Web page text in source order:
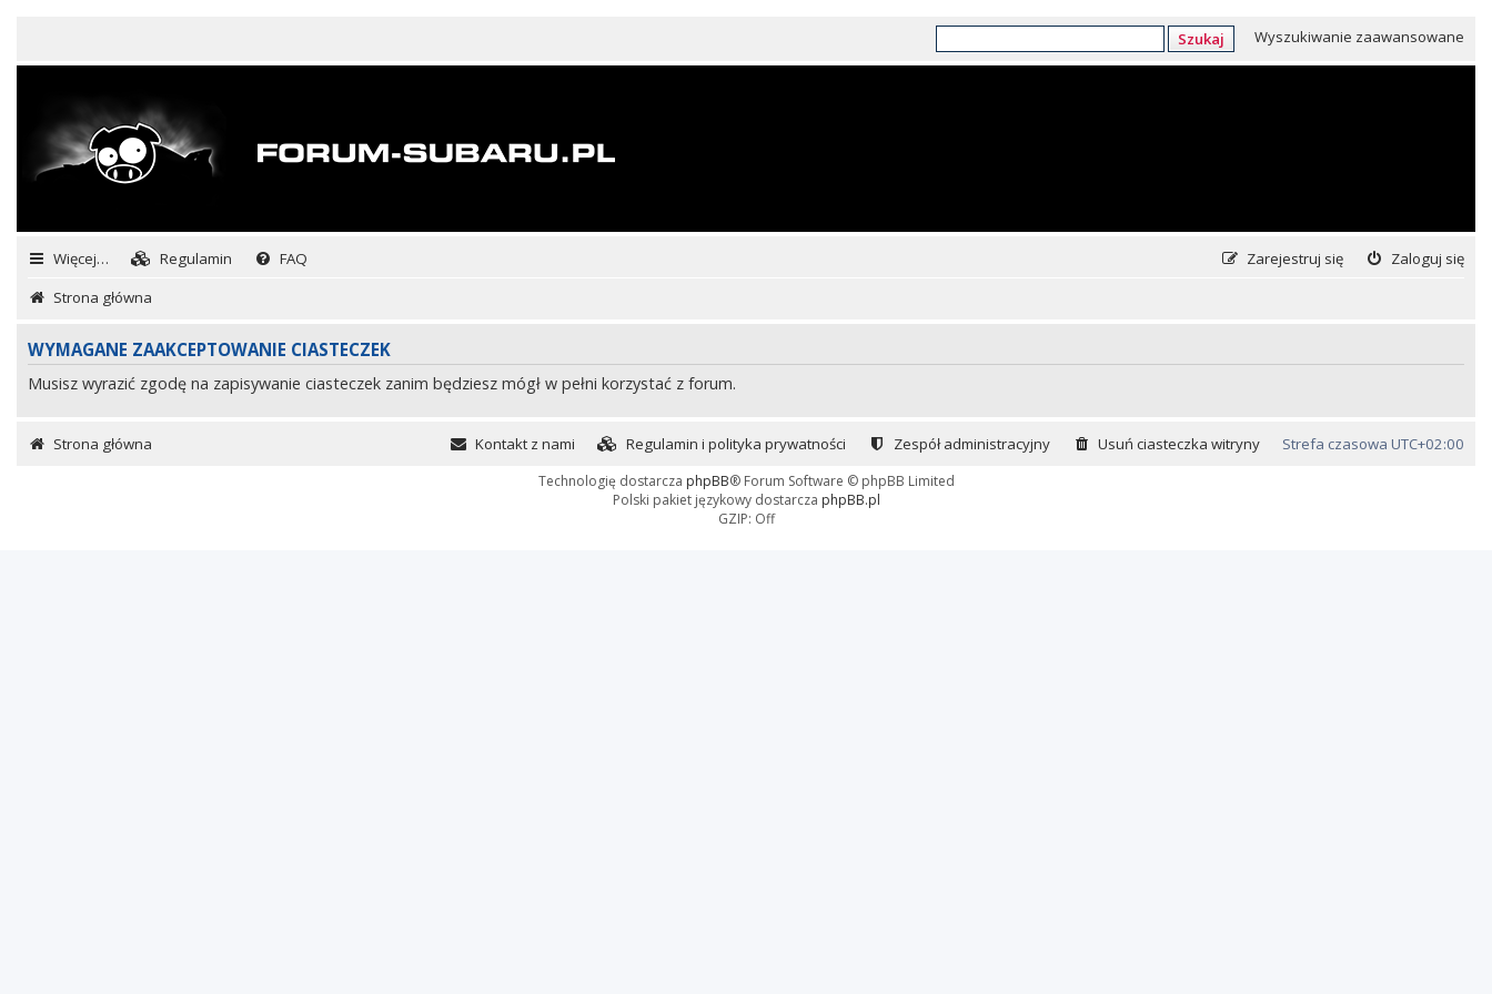
Szukaj Wyszukiwanie zaawansowane
Więcej… Regulamin FAQ Zaloguj się
Zarejestruj się
Strona główna
WYMAGANE ZAAKCEPTOWANIE CIASTECZEK
Musisz wyrazić zgodę na zapisywanie ciasteczek zanim będziesz mógł w pełni korzystać z forum.
Strona główna Strefa czasowa UTC+02:00
Usuń ciasteczka witryny
Zespół administracyjny
Regulamin i polityka prywatności
Kontakt z nami
Technologię dostarcza phpBB® Forum Software © phpBB Limited
Polski pakiet językowy dostarcza phpBB.pl
GZIP: Off